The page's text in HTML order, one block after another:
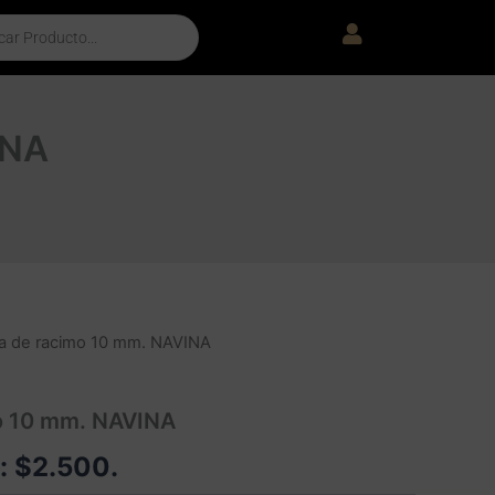
de racimo 10 mm. NAVINA
mm. NAVINA
$2.500.